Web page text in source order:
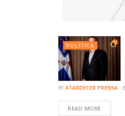
POLÍTICA
BY ATARDECER PRENSA
READ MORE